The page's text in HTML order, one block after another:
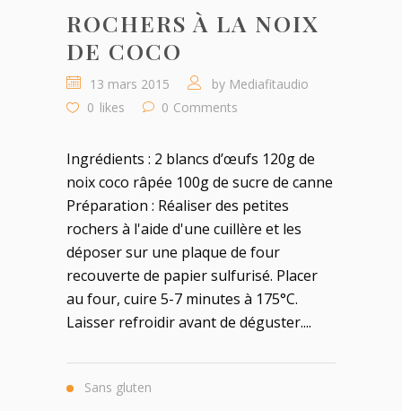
ROCHERS À LA NOIX
DE COCO
13 mars 2015 by Mediafitaudio
0 likes 0 Comments
Ingrédients : 2 blancs d’œufs 120g de
noix coco râpée 100g de sucre de canne
Préparation : Réaliser des petites
rochers à l'aide d'une cuillère et les
déposer sur une plaque de four
recouverte de papier sulfurisé. Placer
au four, cuire 5-7 minutes à 175°C.
Laisser refroidir avant de déguster....
Sans gluten